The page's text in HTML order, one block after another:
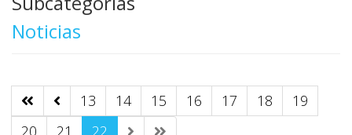
Noticias
13 14 15 16 17 18
19
20
21 22